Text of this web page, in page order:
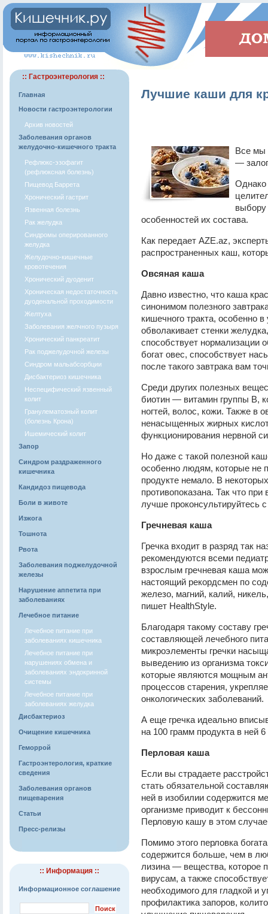
:: Гастроэнтерология ::
Главная
Новости гастроэнтерологии
Архив новостей
Заболевания органов
желудочно-кишечного тракта
Рефлюкс-эзофагит
(рефлюксная болезнь)
Пищевод Баррета
Хронический гастрит
Язвенная болезнь
Рак желудка
Синдромы оперированного
желудка
Желудочно-кишечные
кровотечения
Хронический дуоденит
Хроническая недостаточность
дуоденальной проходимости
Желтуха
Заболевания желчного пузыря
Хронический панкреатит
Рак поджелудочной железы
Синдром мальабсорбции
Дисбактериоз кишечника
Неспецифический язвенный
колит
Гранулематозный колит
(болезнь Крона)
Ишемический колит
Запор
Синдром раздраженного
кишечника
Кандидоз пищевода
Боли в животе
Изжога
Тошнота
Рвота
Заболевания поджелудочной
железы
Нарушение аппетита при
заболеваниях
Лечебное питание
Лечебное питание при
заболеваниях кишечника
Лечебное питание при
нарушениях обмена и
заболеваниях эндокринной
системы
Лечебное питание при
заболеваниях желудка
Дисбактериоз
Очищение кишечника
Геморрой
Гастроэнтерология, краткие
сведения
Заболевания органов
пищеварения
Статьи
Пресс-релизы
:: Информация ::
Информационное соглашение
Лучшие каши для
Все мы
—
Однако
выбору
особенностей их состава.
Как передает AZE.az,
распространенных каш,
Овсяная каша
Давно известно, что каша
синонимом полезного
кишечного тракта, особенно
обволакивает стенки
способствует нормализации
богат овес, способствует
после такого завтрака вам
Среди других полезных
биотин — витамин группы В,
ногтей, волос, кожи. Также в
ненасыщенных жирных
функционирования нервной
Но даже с такой полезной
особенно людям, которые не
продукте немало. В
противопоказана. Так что
лучше проконсультируйтесь
Гречневая каша
Гречка входит в разряд так
рекомендуются всеми
взрослым гречневая каша
настоящий рекордсмен по
железо, магний, калий,
пишет HealthStyle.
Благодаря такому составу
составляющей лечебного
микроэлементы гречки
выведению из организма
которые являются мощным
процессов старения,
онкологических заболеваний.
А еще гречка идеально
на 100 грамм продукта в ней 6
Перловая каша
Если вы страдаете
стать обязательной
ней в изобилии содержится
организме приводит к
Перловую кашу в этом
Помимо этого перловка
содержится больше, чем в
лизина — вещества, которое
вирусам, а также
необходимого для гладкой и
профилактика запоров,